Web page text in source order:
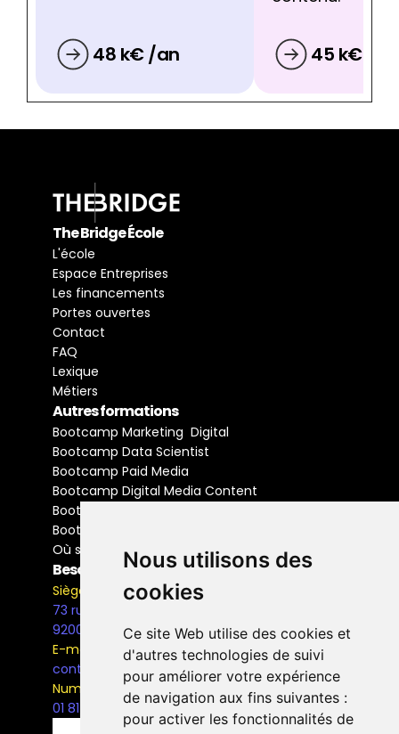
Nous utilisons des
cookies
Ce site Web utilise des cookies et
d'autres technologies de suivi
pour améliorer votre expérience
de navigation aux fins suivantes :
pour activer les fonctionnalités de
48 k€ /an 45 k€ /an
The Bridge École
L'école
Espace Entreprises
Les financements
Portes ouvertes
Contact
FAQ
Lexique
Métiers
Autres formations
Bootcamp Marketing  Digital
Bootcamp Data Scientist
Bootcamp Paid Media
Bootcamp Digital Media Content
Bootcamp Social Media Manager
Bootcamp Buyer Media
Où se former
Besoin d'information ?
Siège Social
73 rue Henri Barbusse,
92000, Nanterre
E-mail
contact@the-bridge.fr
Numéro de téléphone
01 81 93 68 42